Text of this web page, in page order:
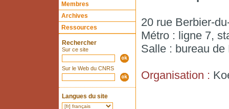
Membres
Archives
Ressources
Rechercher
Sur ce site
Sur le Web du CNRS
Langues du site
20 rue Berbier-
Métro : ligne 7,
Salle : bureau
Organisation :